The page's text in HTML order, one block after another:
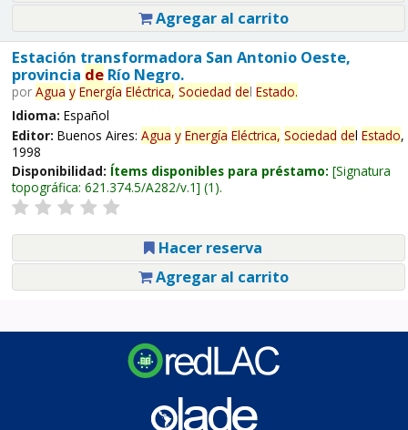
Agregar al carrito
Estación transformadora San Antonio Oeste,
provincia deRío Negro.
por Agua y Energía Eléctrica, Sociedad del Estado.
Idioma: Español
Editor: Buenos Aires: Agua y Energía Eléctrica, Sociedad del Estado,
1998
Disponibilidad: Ítems disponibles para préstamo: Signatura
topográfica: 621.374.5/A282/v.1 (1).
Hacer reserva
Agregar al carrito